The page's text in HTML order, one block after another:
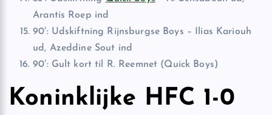
Arantis Roep ind
90′: Udskiftning Rijnsburgse Boys – Ilias Kariouh
ud, Azeddine Sout ind
90′: Gult kort til R. Reemnet (Quick Boys)
Koninklijke HFC 1-0